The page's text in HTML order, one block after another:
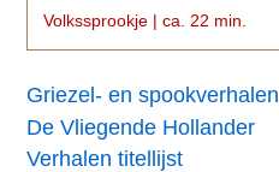
Volkssprookje | ca. 22 min.
Griezel- en spookverhalen
De Vliegende Hollander
Verhalen titellijst